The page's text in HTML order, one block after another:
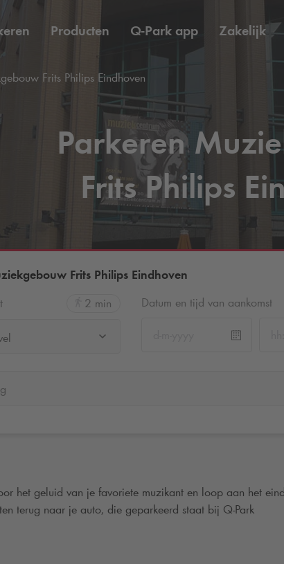
Producten Q-Park app Zakelijk
Frits Philips Eindhoven
Parkeren
Frits Philips
Frits Philips Eindhoven
2 min Datum en tijd van aankomst
het geluid van je favoriete muzikant en loop aan het eind
terug naar je auto, die geparkeerd staat bij Q-Park